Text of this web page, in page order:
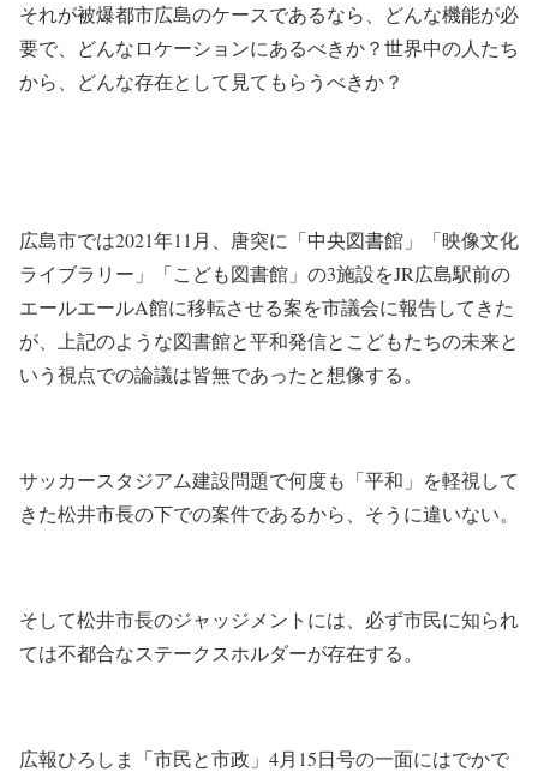
それが被爆都市広島のケースであるなら、どんな機能が必
要で、どんなロケーションにあるべきか？世界中の人たち
から、どんな存在として見てもらうべきか？
広島市では2021年11月、唐突に「中央図書館」「映像文化
ライブラリー」「こども図書館」の3施設をJR広島駅前の
エールエールA館に移転させる案を市議会に報告してきた
が、上記のような図書館と平和発信とこどもたちの未来と
いう視点での論議は皆無であったと想像する。
サッカースタジアム建設問題で何度も「平和」を軽視して
きた松井市長の下での案件であるから、そうに違いない。
そして松井市長のジャッジメントには、必ず市民に知られ
ては不都合なステークスホルダーが存在する。
広報ひろしま「市民と市政」4月15日号の一面にはでかで